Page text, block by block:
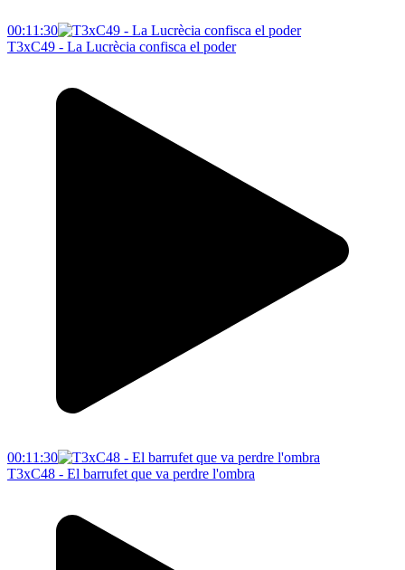
00:11:30
T3xC49 - La Lucrècia confisca el poder
00:11:30
T3xC48 - El barrufet que va perdre l'ombra